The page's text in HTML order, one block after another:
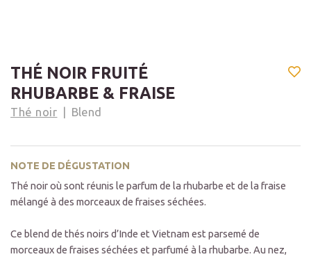
THÉ NOIR FRUITÉ
RHUBARBE & FRAISE
Thé noir Blend
NOTE DE DÉGUSTATION
Thé noir où sont réunis le parfum de la rhubarbe et de la fraise
mélangé à des morceaux de fraises séchées.
Ce blend de thés noirs d’Inde et Vietnam est parsemé de
morceaux de fraises séchées et parfumé à la rhubarbe. Au nez,